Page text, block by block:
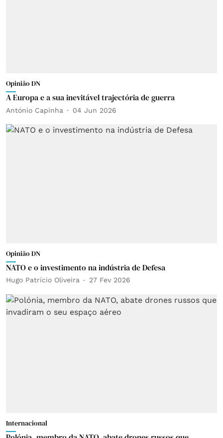
Opinião DN
A Europa e a sua inevitável trajectória de guerra
António Capinha 04 Jun 2026
Opinião DN
NATO e o investimento na indústria de Defesa
Hugo Patrício Oliveira 27 Fev 2026
Internacional